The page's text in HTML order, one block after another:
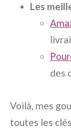
Les
des
Voilà, mes
toutes les